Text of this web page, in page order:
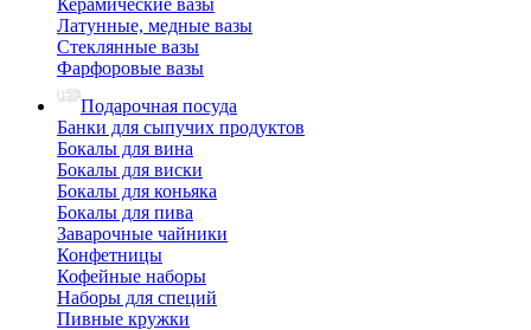
Керамические вазы
Латунные, медные вазы
Стеклянные вазы
Фарфоровые вазы
Подарочная посуда
Банки для сыпучих продуктов
Бокалы для вина
Бокалы для виски
Бокалы для коньяка
Бокалы для пива
Заварочные чайники
Конфетницы
Кофейные наборы
Наборы для специй
Пивные кружки